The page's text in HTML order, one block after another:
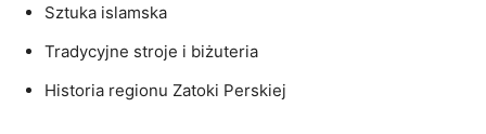
Sztuka islamska
Tradycyjne stroje i biżuteria
Historia​ regionu Zatoki Perskiej